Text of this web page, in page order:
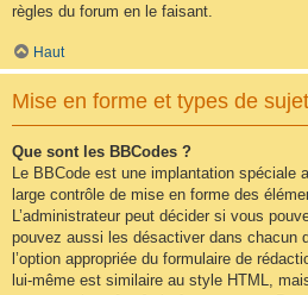
règles du forum en le faisant.
Haut
Mise en forme et types de
Que sont les BBCodes ?
Le BBCode est une implantation spéciale
large contrôle de mise en forme des
L’administrateur peut décider si vous
pouvez aussi les désactiver dans chacun
l’option appropriée du formulaire de
lui-même est similaire au style HTML,